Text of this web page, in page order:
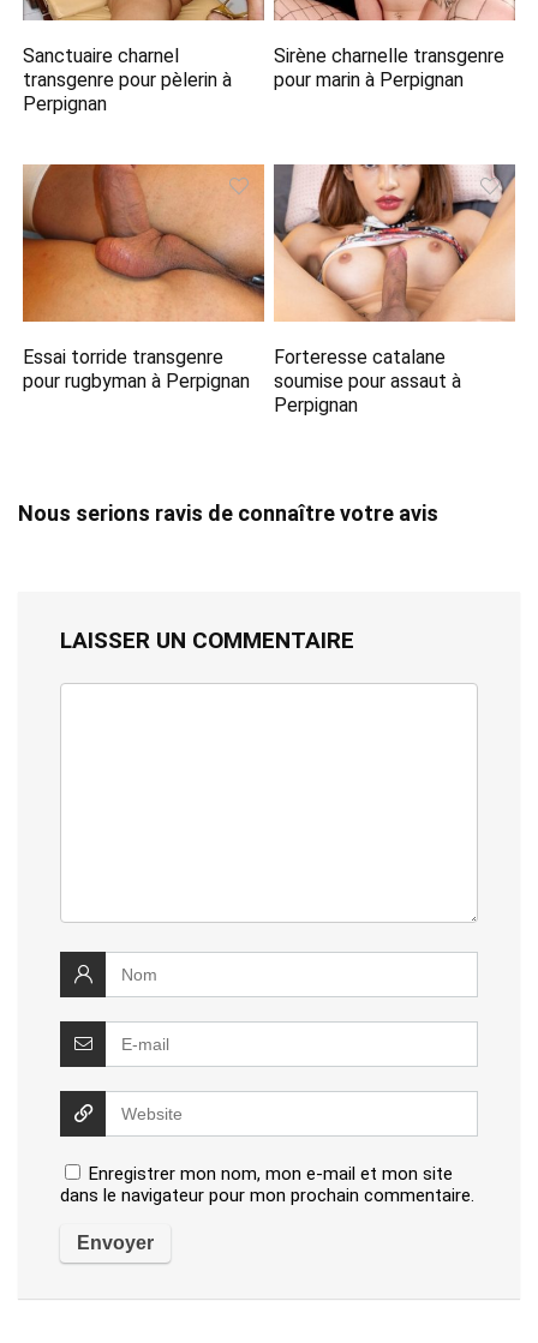
Sanctuaire charnel
transgenre pour pèlerin à
Perpignan
Sirène charnelle transgenre
pour marin à Perpignan
Essai torride transgenre
pour rugbyman à Perpignan
Forteresse catalane
soumise pour assaut à
Perpignan
Nous serions ravis de connaître votre avis
LAISSER UN COMMENTAIRE
Enregistrer mon nom, mon e-mail et mon site
dans le navigateur pour mon prochain commentaire.